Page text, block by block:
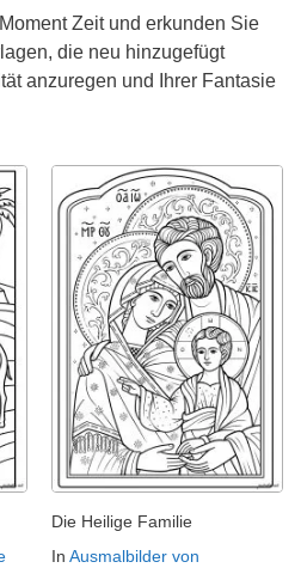
Zeit und erkunden Sie
die neu hinzugefügt
anzuregen und Ihrer Fantasie
Die Heilige Familie
In Ausmalbilder von